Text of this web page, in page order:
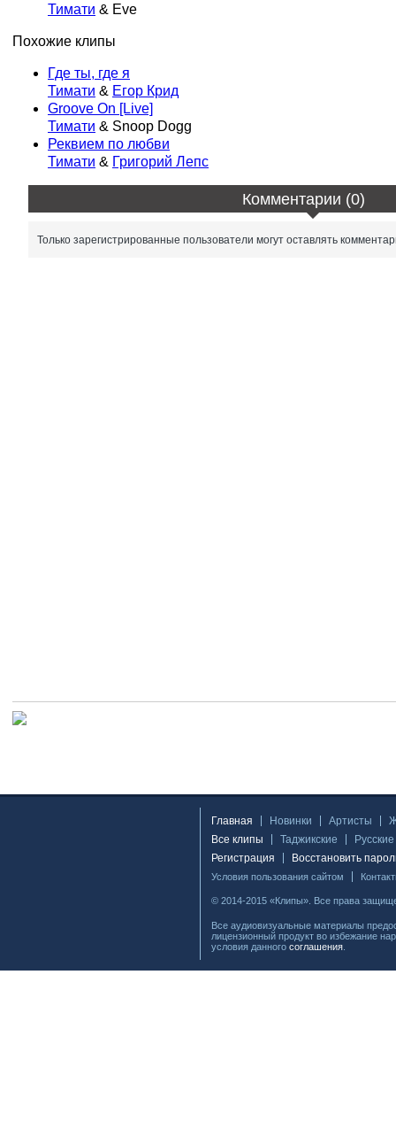
Тимати & Eve
Похожие клипы
Где ты, где я
Тимати & Егор Крид
Groove On [Live]
Тимати & Snoop Dogg
Реквием по любви
Тимати & Григорий Лепс
Комментарии (0)
Только зарегистрированные пользователи могут оставлять
Главная Новинки Артисты
Все клипы
Таджикские
Русские
Регистрация
Восстановить
Условия пользования сайтом
© 2014-2015 «Клипы». Все права
Все аудиовизуальные материалы
лицензионный продукт во избежание
условия данного соглашения